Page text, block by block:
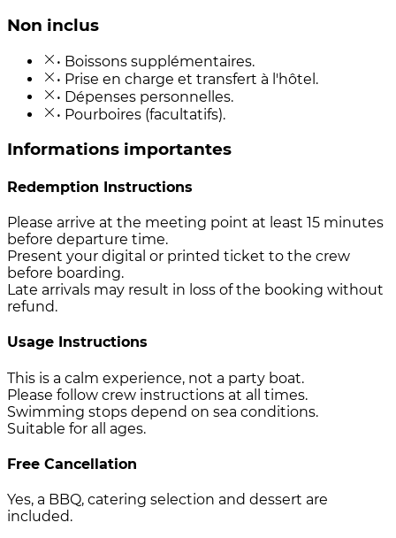
Non inclus
• Boissons supplémentaires.
• Prise en charge et transfert à l'hôtel.
• Dépenses personnelles.
• Pourboires (facultatifs).
Informations importantes
Redemption Instructions
Please arrive at the meeting point at least 15 minutes
before departure time.
Present your digital or printed ticket to the crew
before boarding.
Late arrivals may result in loss of the booking without
refund.
Usage Instructions
This is a calm experience, not a party boat.
Please follow crew instructions at all times.
Swimming stops depend on sea conditions.
Suitable for all ages.
Free Cancellation
Yes, a BBQ, catering selection and dessert are
included.